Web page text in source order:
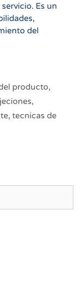
Es un
del
producto,
,
, tecnicas de